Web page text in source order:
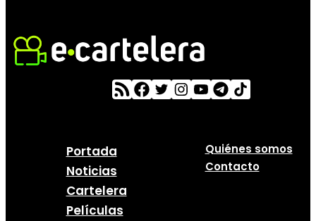
Portada
Noticias
Cartelera
Películas
Quiénes somos
Contacto